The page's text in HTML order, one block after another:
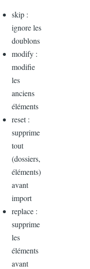
skip :
ignore les
doublons
modify :
modifie
les
anciens
éléments
reset :
supprime
tout
(dossiers,
éléments)
avant
import
replace :
supprime
les
éléments
avant